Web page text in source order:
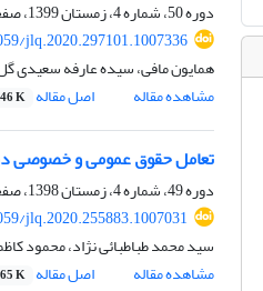
دوره 50، شماره 4، زمستان 1399، صفحه
jlq.2020.297101.1007336
همایون مافی، سیده عارفه سعیدی
مشاهده مقاله
اصل مقاله K
تعامل حقوق عمومی و خصوصی
دوره 49، شماره 4، زمستان 1398، صفحه
jlq.2020.255883.1007031
سید محمد طباطبائی نژاد، محمود
مشاهده مقاله
اصل مقاله K